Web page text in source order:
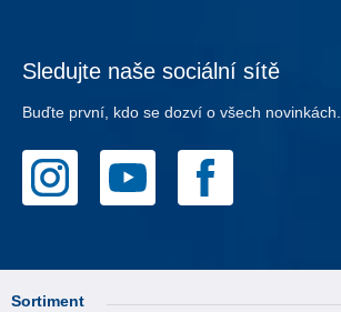
Sledujte naše sociální sítě
Buďte první, kdo se dozví o všech novinkách.
Sortiment